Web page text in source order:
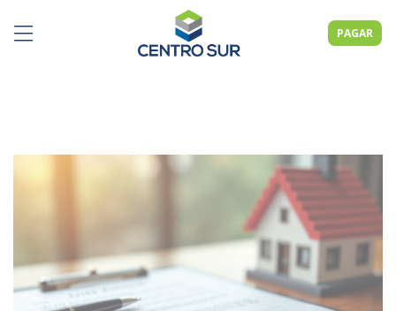
PAGAR